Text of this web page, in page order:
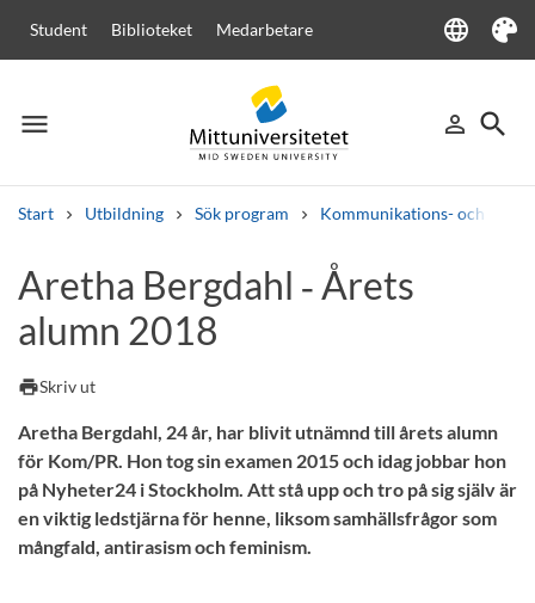
Student Biblioteket Medarbetare language
Language
Tema
menu
Meny person_outline
Logga in
search
Sök
Start Utbildning Sök program Kommunikations- och PR-
Andra söktjänster
Kurser och programKursplaner
Aretha Bergdahl ‑ Årets
alumn 2018
printSkriv ut
Aretha Bergdahl, 24 år, har blivit utnämnd till årets alumn
för Kom/PR. Hon tog sin examen 2015 och idag jobbar hon
på Nyheter24 i Stockholm. Att stå upp och tro på sig själv är
en viktig ledstjärna för henne, liksom samhällsfrågor som
mångfald, antirasism och feminism.